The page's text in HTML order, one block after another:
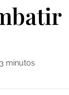
3 minutos